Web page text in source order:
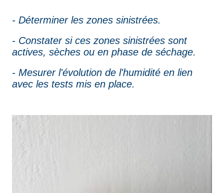
- Déterminer les zones sinistrées.
- Constater si ces zones sinistrées sont
actives, sèches ou en phase de séchage.
- Mesurer l'évolution de l'humidité en lien
avec les tests mis en place.